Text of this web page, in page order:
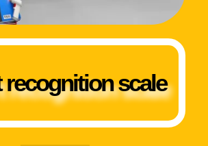
recognition scale